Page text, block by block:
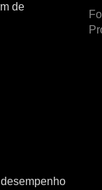
de